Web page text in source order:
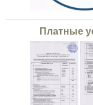
Платные